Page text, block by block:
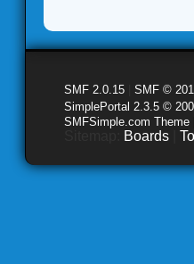
SMF 2.0.15 SMF ©
SimplePortal 2.3.5 ©
SMFSimple.com Theme
Boards